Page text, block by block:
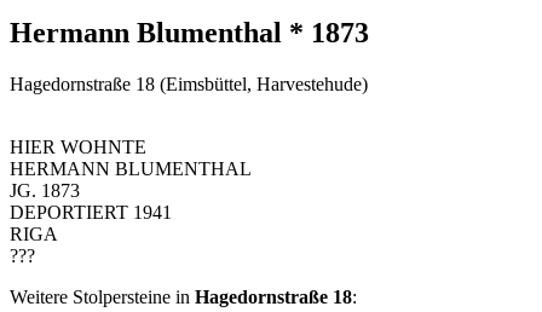
Hermann Blumenthal * 1873
Hagedornstraße 18 (Eimsbüttel, Harvestehude)
HIER WOHNTE
HERMANN BLUMENTHAL
JG. 1873
DEPORTIERT 1941
RIGA
???
Weitere Stolpersteine in Hagedornstraße 18: